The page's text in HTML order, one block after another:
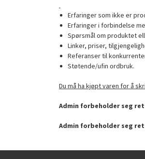
Erfaringer som ikke er
Erfaringer i forbindelse
Spørsmål om produktet
Linker, priser,
Referanser til
Støtende/ufin ordbruk.
Du må ha kjøpt varen for å
Admin forbeholder seg
Admin forbeholder seg